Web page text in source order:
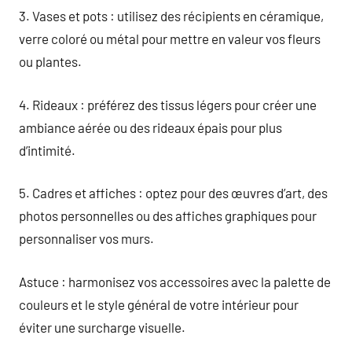
3. Vases et pots : utilisez des récipients en céramique,
verre coloré ou métal pour mettre en valeur vos fleurs
ou plantes.
4. Rideaux : préférez des tissus légers pour créer une
ambiance aérée ou des rideaux épais pour plus
d’intimité.
5. Cadres et affiches : optez pour des œuvres d’art, des
photos personnelles ou des affiches graphiques pour
personnaliser vos murs.
Astuce : harmonisez vos accessoires avec la palette de
couleurs et le style général de votre intérieur pour
éviter une surcharge visuelle.